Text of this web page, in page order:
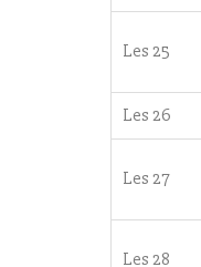
Les 25
Les 26
Les 27
Les 28